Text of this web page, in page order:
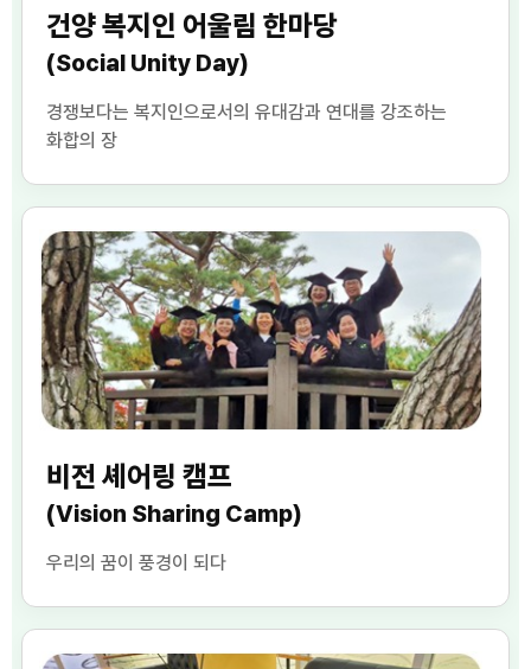
건양 복지인 어울림 한마당
(Social Unity Day)
경쟁보다는 복지인으로서의 유대감과 연대를 강조하는
화합의 장
비전 셰어링 캠프
(Vision Sharing Camp)
우리의 꿈이 풍경이 되다